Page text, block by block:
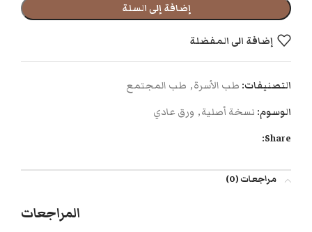
إضافة إلى السلة
إضافة الى المفضلة
التصنيفات: طب الأسرة, طب المجتمع
الوسوم: نسخة أصلية, ورق عادي
Share:
مراجعات (0)
المراجعات